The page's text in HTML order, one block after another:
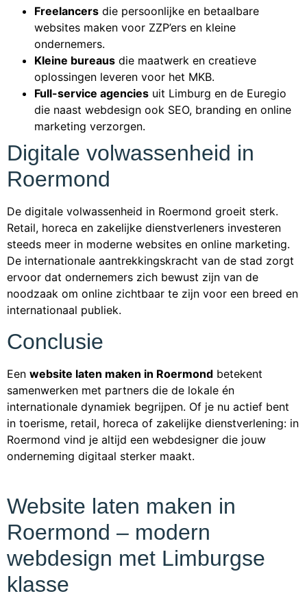
Freelancers die persoonlijke en betaalbare
websites maken voor ZZP’ers en kleine
ondernemers.
Kleine bureaus die maatwerk en creatieve
oplossingen leveren voor het MKB.
Full-service agencies uit Limburg en de Euregio
die naast webdesign ook SEO, branding en online
marketing verzorgen.
Digitale volwassenheid in
Roermond
De digitale volwassenheid in Roermond groeit sterk.
Retail, horeca en zakelijke dienstverleners investeren
steeds meer in moderne websites en online marketing.
De internationale aantrekkingskracht van de stad zorgt
ervoor dat ondernemers zich bewust zijn van de
noodzaak om online zichtbaar te zijn voor een breed en
internationaal publiek.
Conclusie
Een website laten maken in Roermond betekent
samenwerken met partners die de lokale én
internationale dynamiek begrijpen. Of je nu actief bent
in toerisme, retail, horeca of zakelijke dienstverlening: in
Roermond vind je altijd een webdesigner die jouw
onderneming digitaal sterker maakt.
Website laten maken in
Roermond – modern
webdesign met Limburgse
klasse